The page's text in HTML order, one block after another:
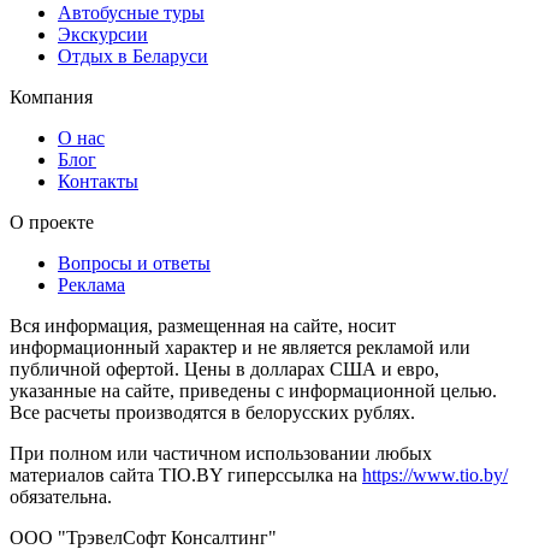
Автобусные туры
Экскурсии
Отдых в Беларуси
Компания
О нас
Блог
Контакты
О проекте
Вопросы и ответы
Реклама
Вся информация, размещенная на сайте, носит
информационный характер и не является рекламой или
публичной офертой. Цены в долларах США и евро,
указанные на сайте, приведены с информационной целью.
Все расчеты производятся в белорусских рублях.
При полном или частичном использовании любых
материалов сайта TIO.BY гиперссылка на https://www.tio.by/
обязательна.
ООО "ТрэвелСофт Консалтинг"